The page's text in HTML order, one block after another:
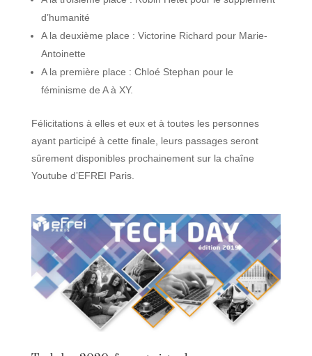
d’humanité
A la deuxième place : Victorine Richard pour Marie-
Antoinette
A la première place : Chloé Stephan pour le
féminisme de A à XY.
Félicitations à elles et eux et à toutes les personnes
ayant participé à cette finale, leurs passages seront
sûrement disponibles prochainement sur la chaîne
Youtube d’EFREI Paris.